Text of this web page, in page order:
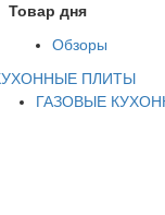
Товар дня
Обзоры
ПЛИТЫ
ГАЗОВЫЕ